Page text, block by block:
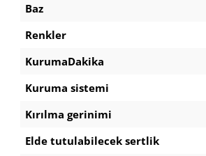
Baz
Renkler
KurumaDakika
Kuruma sistemi
Kırılma gerinimi
Elde tutulabilecek sertlik